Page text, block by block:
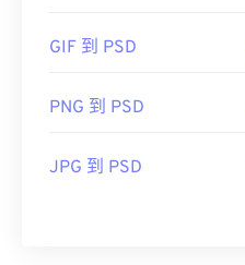
GIF 到 PSD
PNG 到 PSD
JPG 到 PSD